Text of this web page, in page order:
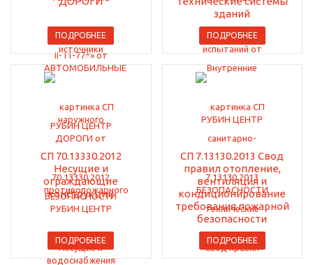
ПОДРОБНЕЕ
зданий
ПОДРОБНЕЕ
СП 70.13330.2012
Несущие и
ограждающие
конструкции
ПОДРОБНЕЕ
СП 7.13130.2013 Свод
правил отопление,
вентиляция и
кондиционирование
требования пожарной
безопасности
ПОДРОБНЕЕ